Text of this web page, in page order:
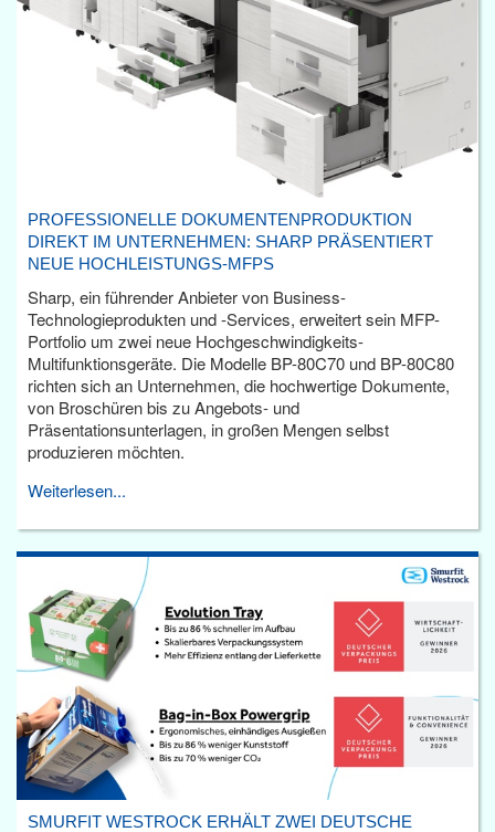
PROFESSIONELLE DOKUMENTENPRODUKTION
DIREKT IM UNTERNEHMEN: SHARP PRÄSENTIERT
NEUE HOCHLEISTUNGS-MFPS
Sharp, ein führender Anbieter von Business-
Technologieprodukten und -Services, erweitert sein MFP-
Portfolio um zwei neue Hochgeschwindigkeits-
Multifunktionsgeräte. Die Modelle BP-80C70 und BP-80C80
richten sich an Unternehmen, die hochwertige Dokumente,
von Broschüren bis zu Angebots- und
Präsentationsunterlagen, in großen Mengen selbst
produzieren möchten.
Weiterlesen...
SMURFIT WESTROCK ERHÄLT ZWEI DEUTSCHE